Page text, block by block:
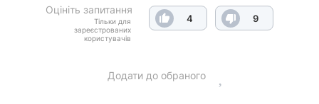
Оцініть запитання
Тільки для
зареєстрованих
користувачів
4 9
Додати до обраного